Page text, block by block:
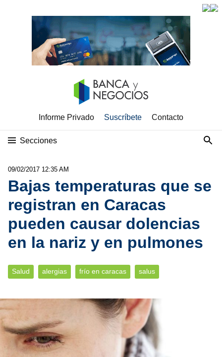
Informe Privado Suscríbete Contacto
Secciones
09/02/2017 12:35 AM
Bajas temperaturas que se
registran en Caracas
pueden causar dolencias
en la nariz y en pulmones
Salud alergias frío en caracas salus